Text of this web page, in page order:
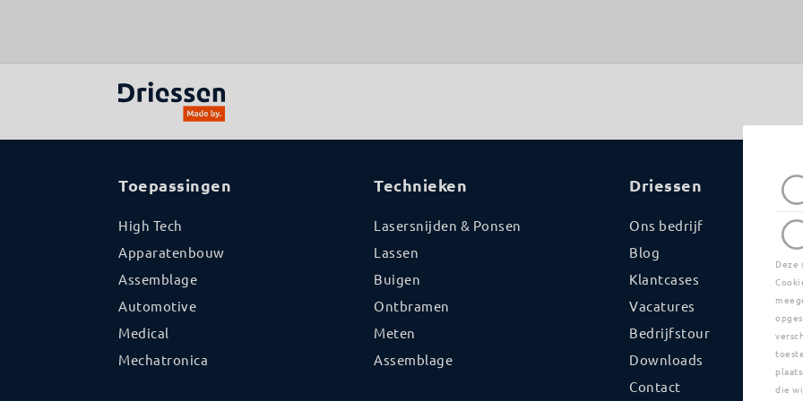
Deze
die
Toepassingen
High Tech
Apparatenbouw
Assemblage
Automotive
Medical
Mechatronica
Technieken
Lasersnijden & Ponsen
Lassen
Buigen
Ontbramen
Meten
Assemblage
Driessen
Ons bedrijf
Blog
Klantcases
Vacatures
Bedrijfstour
Downloads
Contact